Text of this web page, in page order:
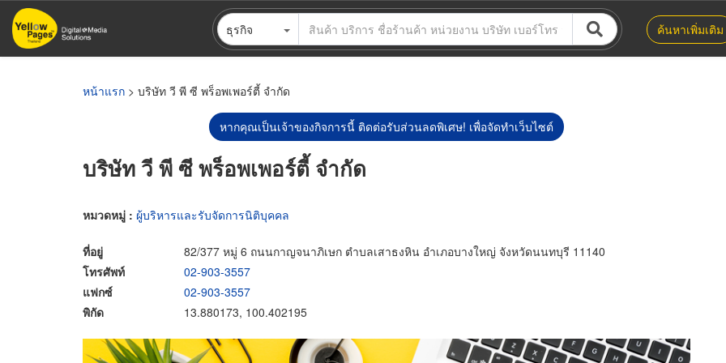
ข้าม
ไป
ธุรกิจ ค้นหาเพิ่มเติม
หน้าแรก > บริษัท วี พี ซี พร็อพเพอร์ตี้ จำกัด
หากคุณเป็นเจ้าของกิจการนี้ ติดต่อรับส่วนลดพิเศษ! เพื่อจัดทำเว็บไซต์
บริษัท วี พี ซี พร็อพเพอร์ตี้ จำกัด
หมวดหมู่ : ผู้บริหารและรับจัดการนิติบุคคล
ที่อยู่
82/377 หมู่ 6 ถนนกาญจนาภิเษก ตำบลเสาธงหิน อำเภอบางใหญ่ จังหวัดนนทบุรี 11140
โทรศัพท์
02-903-3557
แฟกซ์
02-903-3557
พิกัด
13.880173, 100.402195